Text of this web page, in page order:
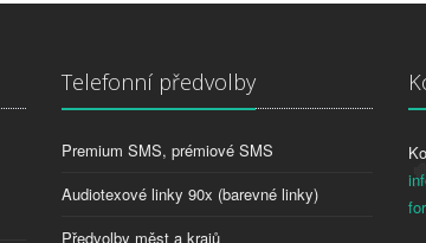
Telefonní předvolby
Premium SMS, prémiové SMS
Audiotexové linky 90x (barevné linky)
Předvolby měst a krajů